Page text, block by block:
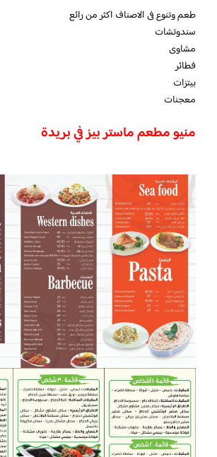
طعم وتنوع فى الاصناف اكثر من رائع
سندوتشات
مشاوى
فطائر
بيتزات
معجنات
منيو مطعم ماستر بيز في بريدة